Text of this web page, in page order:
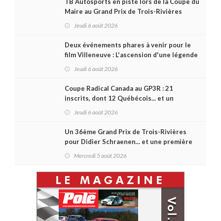
Maire au Grand Prix de Trois-Rivières
Jeudi 6 août 2026
Deux événements phares à venir pour le
film Villeneuve : L'ascension d'une légende
Jeudi 6 août 2026
Coupe Radical Canada au GP3R : 21
inscrits, dont 12 Québécois... et un
Jeudi 6 août 2026
Un 36ème Grand Prix de Trois-Rivières
pour Didier Schraenen... et une première
Mercredi 5 août 2026